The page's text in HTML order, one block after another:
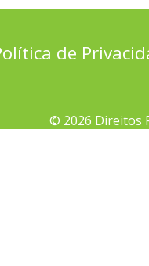
de
© 2026 Direitos